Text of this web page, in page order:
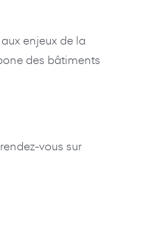
enjeux de la
des bâtiments
vous sur